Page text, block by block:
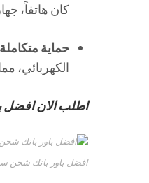
كان هاتفاً،
حماية
الكهربائي،
اطلب الان افضل
افضل باور بانك شحن